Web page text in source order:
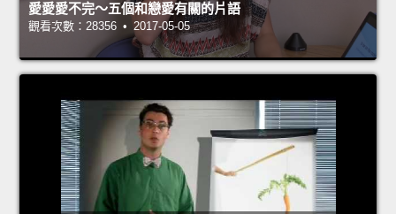
愛愛愛不完～五個和戀愛有關的片語
觀看次數：28356 • 2017-05-05